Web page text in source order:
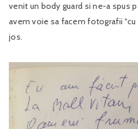
venit un body guard si ne-a spus
avem voie sa facem fotografii
jos.